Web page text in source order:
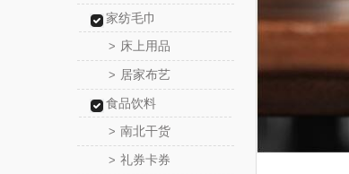
家纺毛巾
> 床上用品
> 居家布艺
食品饮料
> 南北干货
> 礼券卡券